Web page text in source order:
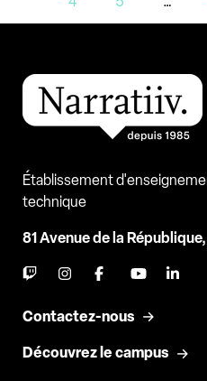
Établissement
technique
81 Avenue de la République,
Contactez-nous
Découvrez le campus